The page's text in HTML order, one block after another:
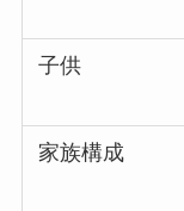
子供
家族構成